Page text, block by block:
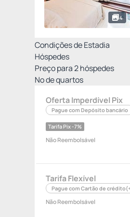
4
Condições de Estadia
Hóspedes
Preço para2hóspedes
Nº de quartos
Oferta Imperdível Pix
Pague com Depósito bancário
Tarifa Pix -7%
Não Reembolsável
Tarifa Flexível
Pague com Cartão de crédito
Não Reembolsável